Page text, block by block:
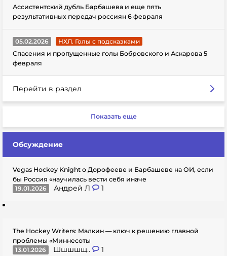
Ассистентский дубль Барбашева и еще пять
результативных передач россиян 6 февраля
05.02.2026
НХЛ. Голы с подсказками
Спасения и пропущенные голы Бобровского и Аскарова 5
февраля
Перейти в раздел
Показать еще
Обсуждение
Vegas Hockey Knight о Дорофееве и Барбашеве на ОИ, если
бы Россия «научилась вести себя иначе
19.01.2026
Андрей Л 1
The Hockey Writers: Малкин — ключ к решению главной
проблемы «Миннесоты
13.01.2026
Шшшшщ.. 1